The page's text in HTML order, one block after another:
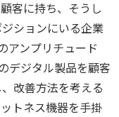
客に持ち、そうし
ションにいる企業
アンプリチュード
デジタル製品を顧客
改善方法を考える
トネス機器を手掛